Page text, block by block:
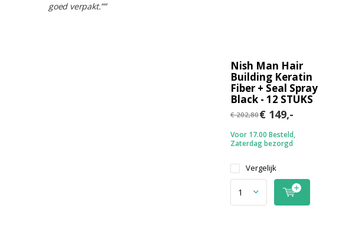
Nish Man Hair
Building Keratin
Fiber + Seal Spray
Black - 12 STUKS
€ 202,80€ 149,-
Voor 17.00 Besteld,
Zaterdag bezorgd
Vergelijk
goed verpakt.””